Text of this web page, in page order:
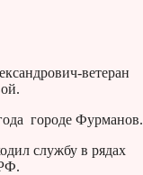
ветеран
городе Фурманов.
службу в рядах